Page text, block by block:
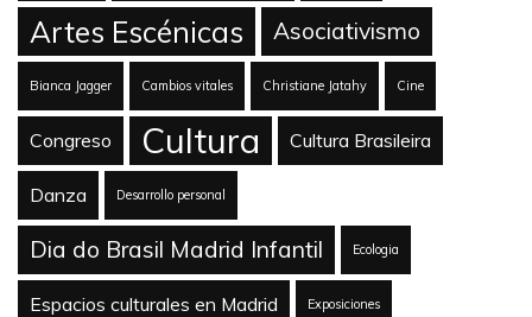
Artes Escénicas Asociativismo
Bianca Jagger Cambios vitales Christiane Jatahy Cine
Congreso Cultura Cultura Brasileira
Danza Desarrollo personal
Dia do Brasil Madrid Infantil Ecologia
Espacios culturales en Madrid Exposiciones